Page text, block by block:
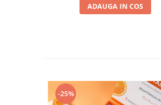
ADAUGA IN COS
-25%